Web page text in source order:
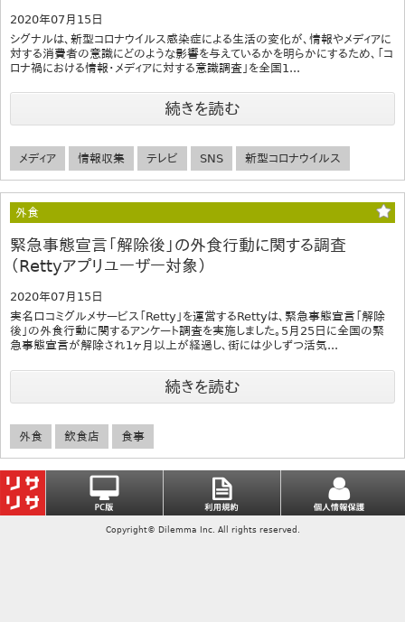
2020年07月15日
シグナルは、新型コロナウイルス感染症による生活の変化が、情報やメディアに
対する消費者の意識にどのような影響を与えているかを明らかにするため、「コ
ロナ禍における情報・メディアに対する意識調査」を全国1...
続きを読む
メディア 情報収集 テレビ SNS 新型コロナウイルス
外食
緊急事態宣言「解除後」の外食行動に関する調査
（Rettyアプリユーザー対象）
2020年07月15日
実名口コミグルメサービス「Retty」を運営するRettyは、緊急事態宣言「解除
後」の外食行動に関するアンケート調査を実施しました。5月25日に全国の緊
急事態宣言が解除され1ヶ月以上が経過し、街には少しずつ活気...
続きを読む
外食 飲食店 食事
Copyright© Dilemma Inc. All rights reserved.